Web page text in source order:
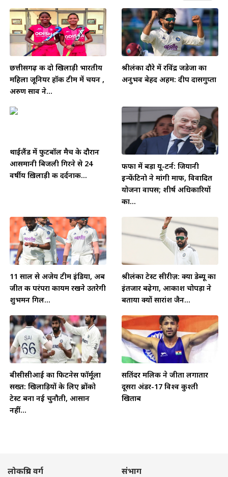
छत्तीसगढ़ की दो खिलाड़ी भारतीय
महिला जूनियर हॉकी टीम में चयन ,
अरुण साव ने...
श्रीलंका दौरे में रविंद्र जडेजा का
अनुभव बेहद अहम: दीप दासगुप्ता
थाईलैंड में फुटबॉल मैच के दौरान
आसमानी बिजली गिरने से 24
वर्षीय ख़िलाड़ी की दर्दनाक...
फीफा में बड़ा यू-टर्न: जियानी
इन्फेंटिनो ने मांगी माफी, विवादित
योजना वापस; शीर्ष अधिकारियों
का...
11 साल से अजेय टीम इंडिया, अब
जीत की परंपरा कायम रखने उतरेगी
शुभमन गिल...
श्रीलंका टेस्ट सीरीज़: क्या डेब्यू का
इंतजार बढ़ेगा, आकाश चोपड़ा ने
बताया क्यों सारांश जैन...
बीसीसीआई का फिटनेस फॉर्मूला
सख्त: खिलाड़ियों के लिए ब्रोंको
टेस्ट बना नई चुनौती, आसान
नहीं...
सतिंदर मलिक ने जीता लगातार
दूसरा अंडर-17 विश्व कुश्ती
खिताब
लोकप्रिय वर्ग संभाग